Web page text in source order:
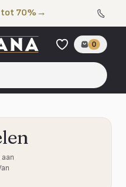
tot 70% →
0